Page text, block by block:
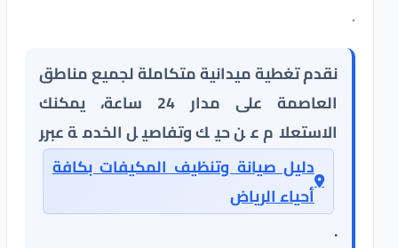
.
نقدم تغطية ميدانية متكاملة لجميع مناطق
العاصمة على مدار 24 ساعة، يمكنك
الاستعلام عن حيك وتفاصيل الخدمة عبر
دليل صيانة وتنظيف المكيفات بكافة
أحياء الرياض
.